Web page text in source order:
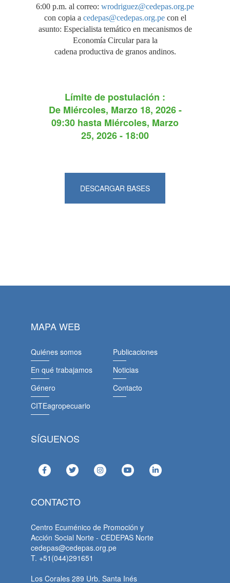
6:00 p.m. al correo: wrodriguez@cedepas.org.pe
con copia a cedepas@cedepas.org.pecon el
asunto: Especialista temático en mecanismos de
Economía Circular para la
cadena productiva de granos andinos.
Límite de postulación :
De Miércoles, Marzo 18, 2026 -
09:30 hasta Miércoles, Marzo
25, 2026 - 18:00
DESCARGAR BASES
MAPA WEB
Quiénes somos
En qué trabajamos
Género
CITEagropecuario
Publicaciones
Noticias
Contacto
SÍGUENOS
CONTACTO
Centro Ecuménico de Promoción y
Acción Social Norte - CEDEPAS Norte
cedepas@cedepas.org.pe
T. +51(044)291651
Los Corales 289 Urb. Santa Inés